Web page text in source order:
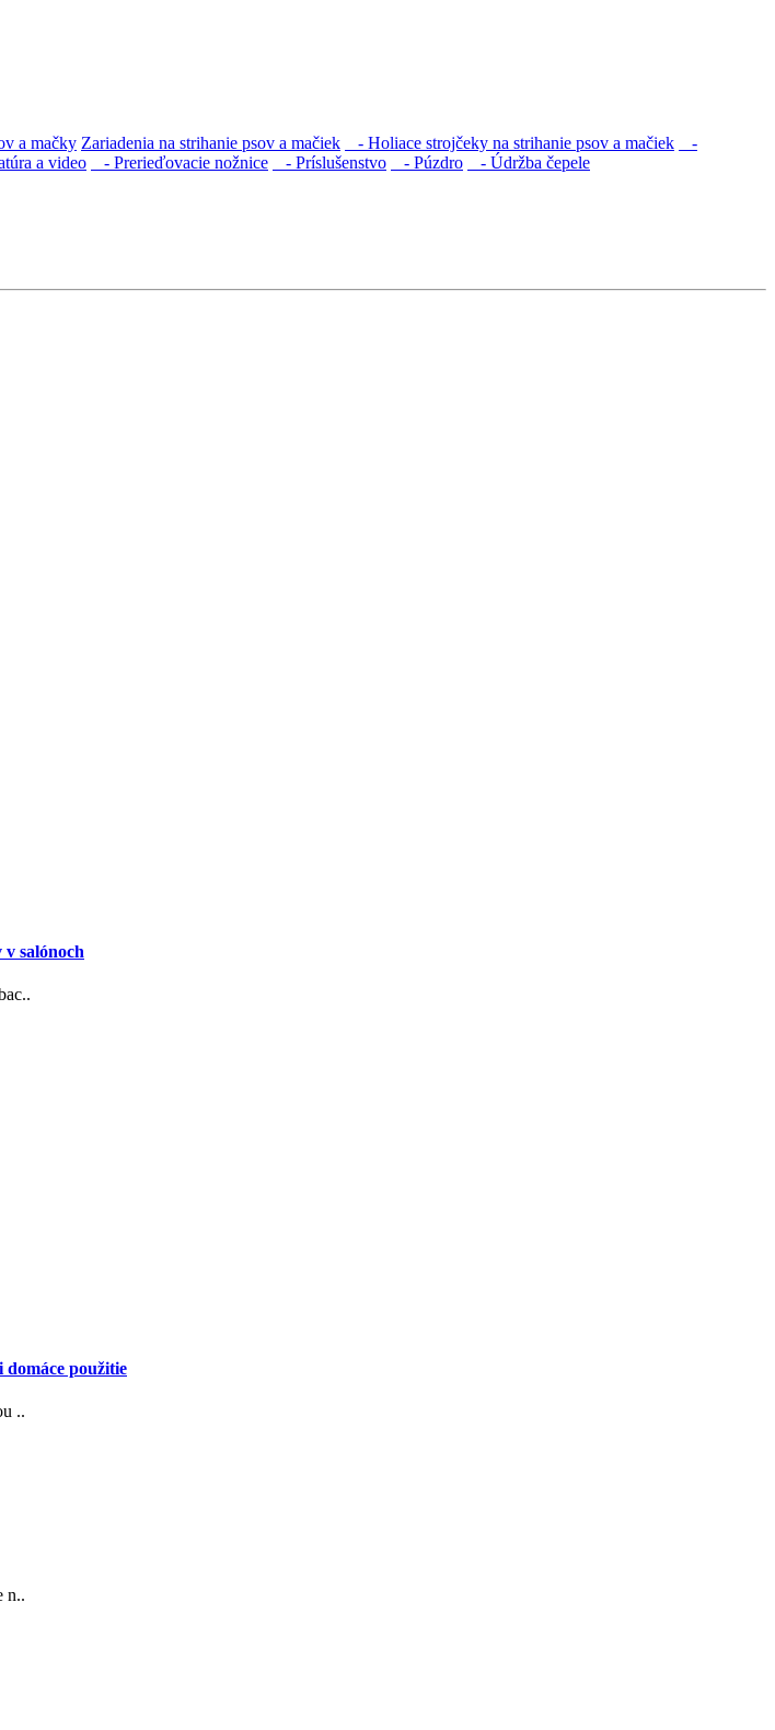
a mačky Zariadenia na strihanie psov a mačiek - Holiace strojčeky na strihanie psov a mačiek
-
a video - Prerieďovacie nožnice - Príslušenstvo - Púzdro - Údržba čepele
salónoch
použitie
..
n..